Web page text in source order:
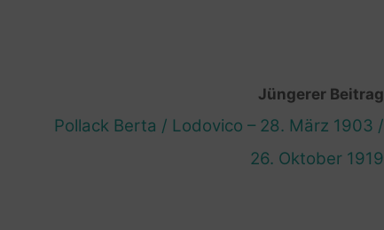
Jüngerer Beitrag
Pollack Berta / Lodovico – 28. März 1903 /
26. Oktober 1919